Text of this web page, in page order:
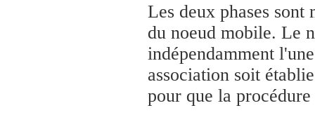
Les deux phases
du noeud mobile. Le
indépendamment
association soit
pour que la